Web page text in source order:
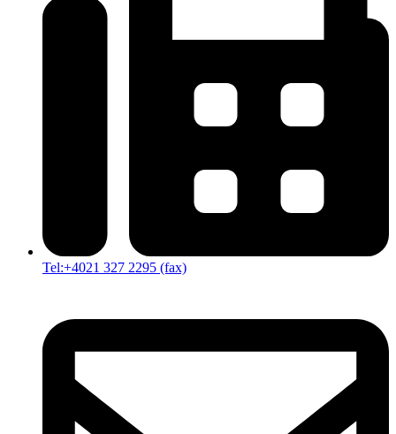
Tel:+4021 327 2295 (fax)